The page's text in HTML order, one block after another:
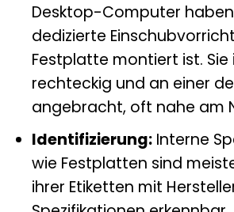
Desktop-Computer
dedizierte
Festplatte montiert ist. Sie
rechteckig und an einer
angebracht, oft nahe am
Identifizierung:Interne
wie Festplatten sind
ihrer Etiketten mit